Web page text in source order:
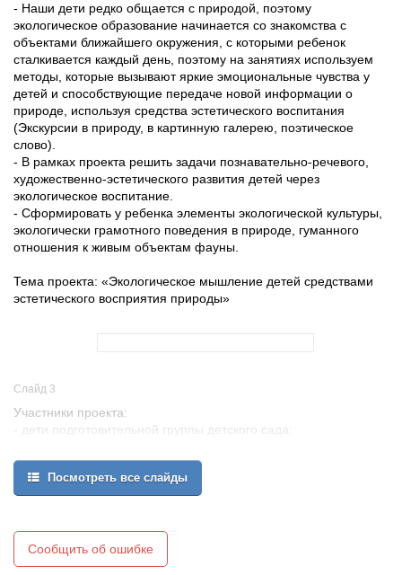
- Наши дети редко общается с природой, поэтому
экологическое образование начинается со знакомства с
объектами ближайшего окружения, с которыми ребенок
сталкивается каждый день, поэтому на занятиях используем
методы, которые вызывают яркие эмоциональные чувства у
детей и способствующие передаче новой информации о
природе, используя средства эстетического воспитания
(Экскурсии в природу, в картинную галерею, поэтическое
слово).
- В рамках проекта решить задачи познавательно-речевого,
художественно-эстетического развития детей через
экологическое воспитание.
- Сформировать у ребенка элементы экологической культуры,
экологически грамотного поведения в природе, гуманного
отношения к живым объектам фауны.
Тема проекта: «Экологическое мышление детей средствами
эстетического восприятия природы»
Слайд 3
Участники проекта:
- дети подготовительной группы детского сада;
- родители;
Руководитель проекта:
Воспитатель: Колесова Елена Юрьевна
Посмотреть все слайды
Сообщить об ошибке